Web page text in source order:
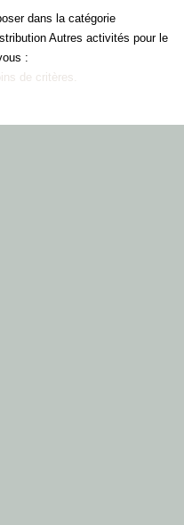
dans la catégorie
Autres activités pour le
:
de critères.